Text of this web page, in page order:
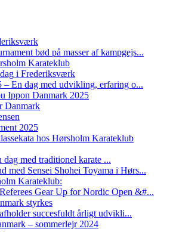
bød på masser af kampgejs...
Karateklub
i Frederiksværk
En dag med udvikling, erfaring o...
Ippon Danmark 2025
Danmark
2025
hos Hørsholm Karateklub
med traditionel karate ...
med Sensei Shohei Toyama i Hørs...
Karateklub:
Gear Up for Nordic Open &#...
styrkes
succesfuldt årligt udvikli...
– sommerlejr 2024